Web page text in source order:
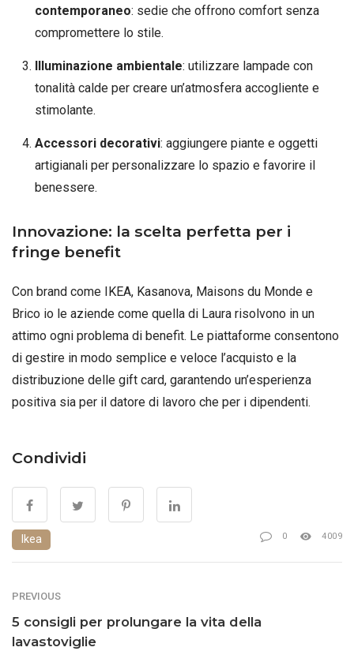
contemporaneo: sedie che offrono comfort senza
compromettere lo stile.
Illuminazione ambientale: utilizzare lampade con
tonalità calde per creare un’atmosfera accogliente e
stimolante.
Accessori decorativi: aggiungere piante e oggetti
artigianali per personalizzare lo spazio e favorire il
benessere.
Innovazione: la scelta perfetta per i
fringe benefit
Con brand come IKEA, Kasanova, Maisons du Monde e
Brico io le aziende come quella di Laura risolvono in un
attimo ogni problema di benefit. Le piattaforme consentono
di gestire in modo semplice e veloce l’acquisto e la
distribuzione delle gift card, garantendo un’esperienza
positiva sia per il datore di lavoro che per i dipendenti.
Condividi
Ikea 0 4009
PREVIOUS
5 consigli per prolungare la vita della
lavastoviglie